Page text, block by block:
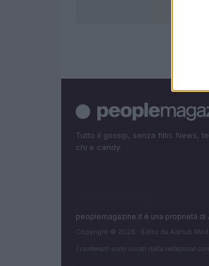
Tutto il gossip, senza filtri. News,
chi e candy.
peoplemagazine.it è una proprietà di
Copyright © 2026 · Edito da AdHub
I contenuti sono curati dalla redazione